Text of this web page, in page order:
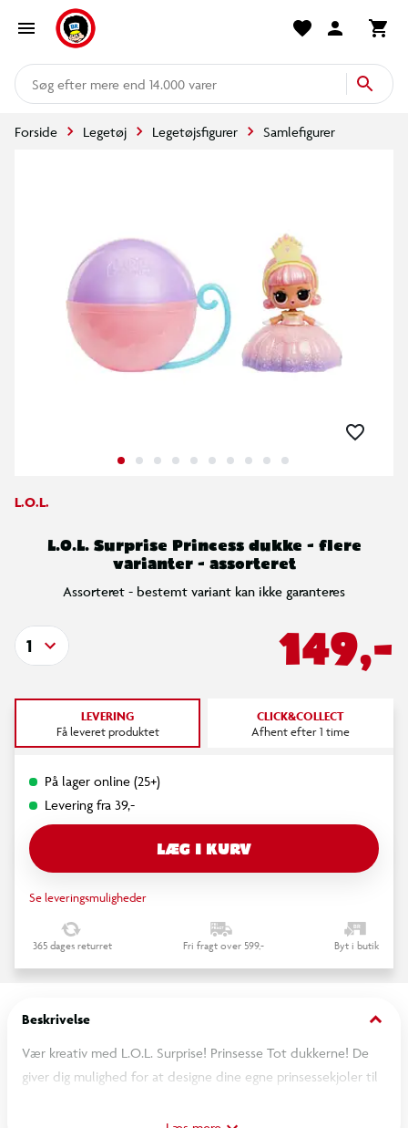
mere end 14.000 varer
Forside Legetøj Legetøjsfigurer Samlefigurer
L.O.L.
L.O.L. Surprise Princess dukke - flere
varianter - assorteret
Assorteret - bestemt variant kan ikke garanteres
149,-
1
LEVERING
Få leveret produktet
CLICK&COLLECT
Afhent efter 1 time
På lager online (25+)
Levering fra 39,-
LÆG I KURV
Se leveringsmuligheder
365 dages returret Fri fragt over 599,- Byt i butik
Beskrivelse keyboard_arrow_down
Vær kreativ med L.O.L. Surprise! Prinsesse Tot dukkerne! De
giver dig mulighed for at designe dine egne prinsessekjoler til
formen, og lad dem sætte sig for at skabe en smuk, farverig